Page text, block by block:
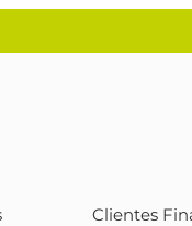
Clientes